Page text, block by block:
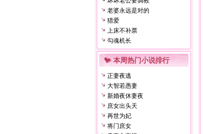
老婆永远是对的
猎爱
上床不补票
勾魂机长
本周热门小说排行
正妻夜逃
大智若愚妻
新婚夜休妻夜
庶女出头天
再世为妃
将门庶女